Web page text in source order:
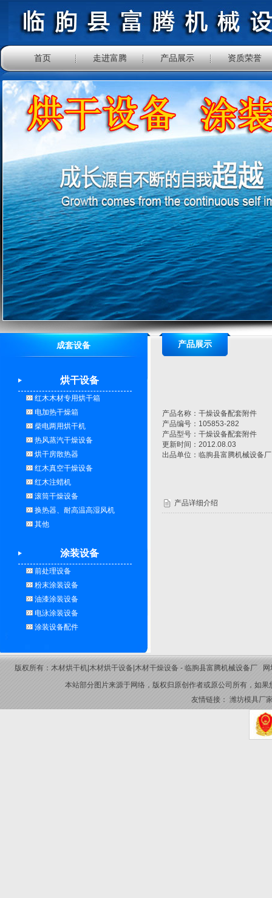
首页 走进富腾 产品展示 资质荣誉
成套设备
烘干设备
红木木材专用烘干箱
电加热干燥箱
柴电两用烘干机
热风蒸汽干燥设备
烘干房散热器
红木真空干燥设备
红木注蜡机
滚筒干燥设备
换热器、耐高温高湿风机
其他
涂装设备
前处理设备
粉末涂装设备
油漆涂装设备
电泳涂装设备
涂装设备配件
产品展示
产品名称：干燥设备配套附件
产品编号：105853-282
产品型号：干燥设备配套附件
更新时间：2012.08.03
出品单位：临朐县富腾机械设备厂
产品详细介绍
版权所有： 木材烘干机 木材烘干设备 木材干燥设备 - 临朐县富腾机械设备厂
本站部分图片来源于网络，版权归原创作者或原公司所有，如
友情链接： 潍坊模具厂